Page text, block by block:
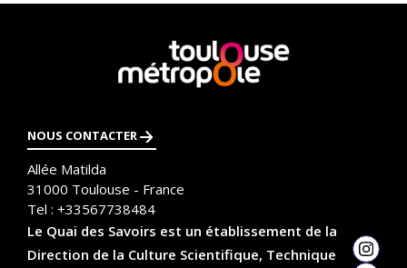
En
savoir
plus
NOUS CONTACTER
Allée Matilda
31000 Toulouse - France
Tel : +33567738484
Le Quai des Savoirs est un établissement de la
Direction de la Culture Scientifique, Technique